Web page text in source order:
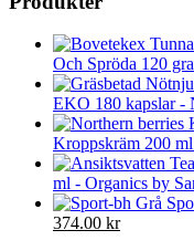
Och Spröda 120
EKO 180 kapslar -
Kroppskräm 200
ml - Organics by
Det
374.00 krDet